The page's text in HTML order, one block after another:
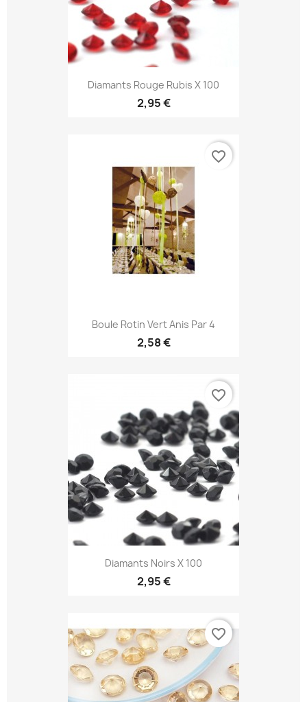
Diamants Rouge Rubis X 100
2,95 €
Boule Rotin Vert Anis Par 4
2,58 €
favorite_border
Diamants Noirs X 100
2,95 €
favorite_border
favorite_border